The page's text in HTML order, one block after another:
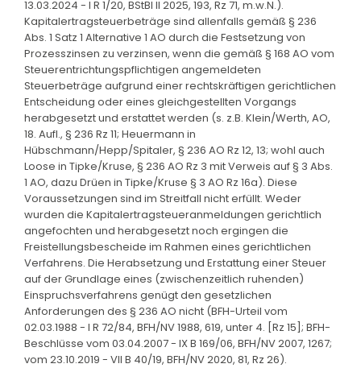
13.03.2024 - I R 1/20, BStBl II 2025, 193, Rz 71, m.w.N.).
Kapitalertragsteuerbeträge sind allenfalls gemäß § 236
Abs. 1 Satz 1 Alternative 1 AO durch die Festsetzung von
Prozesszinsen zu verzinsen, wenn die gemäß § 168 AO vom
Steuerentrichtungspflichtigen angemeldeten
Steuerbeträge aufgrund einer rechtskräftigen gerichtlichen
Entscheidung oder eines gleichgestellten Vorgangs
herabgesetzt und erstattet werden (s. z.B. Klein/Werth, AO,
18. Aufl., § 236 Rz 11; Heuermann in
Hübschmann/Hepp/Spitaler, § 236 AO Rz 12, 13; wohl auch
Loose in Tipke/Kruse, § 236 AO Rz 3 mit Verweis auf § 3 Abs.
1 AO, dazu Drüen in Tipke/Kruse § 3 AO Rz 16a). Diese
Voraussetzungen sind im Streitfall nicht erfüllt. Weder
wurden die Kapitalertragsteueranmeldungen gerichtlich
angefochten und herabgesetzt noch ergingen die
Freistellungsbescheide im Rahmen eines gerichtlichen
Verfahrens. Die Herabsetzung und Erstattung einer Steuer
auf der Grundlage eines (zwischenzeitlich ruhenden)
Einspruchsverfahrens genügt den gesetzlichen
Anforderungen des § 236 AO nicht (BFH-Urteil vom
02.03.1988 - I R 72/84, BFH/NV 1988, 619, unter 4. [Rz 15]; BFH-
Beschlüsse vom 03.04.2007 - IX B 169/06, BFH/NV 2007, 1267;
vom 23.10.2019 - VII B 40/19, BFH/NV 2020, 81, Rz 26).